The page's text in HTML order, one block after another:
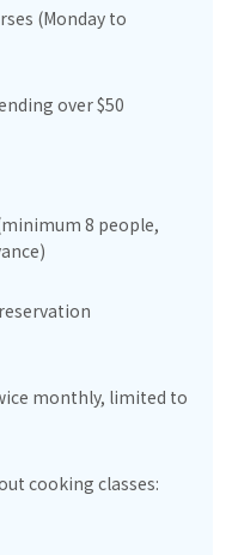
(Monday to
over $50
8 people,
monthly, limited to
cooking classes: